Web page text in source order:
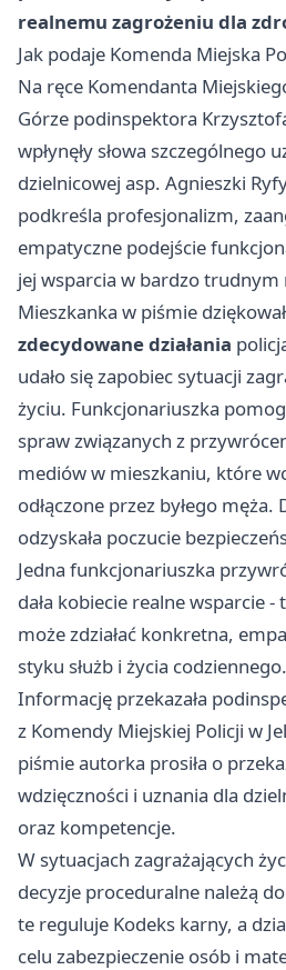
realnemu zagrożeniu dla
Jak podaje Komenda Miejska
Na ręce Komendanta
Górze podinspektora
wpłynęły słowa szczególnego
dzielnicowej asp. Agnieszki
podkreśla profesjonalizm,
empatyczne podejście
jej wsparcia w bardzo trudnym
Mieszkanka w piśmie
zdecydowane działania
udało się zapobiec sytuacji
życiu. Funkcjonariuszka
spraw związanych z
mediów w mieszkaniu, które
odłączone przez byłego
odzyskała poczucie
Jedna funkcjonariuszka
dała kobiecie realne wsparcie
może zdziałać konkretna,
styku służb i życia codziennego.
Informację przekazała
z Komendy Miejskiej Policji w
piśmie autorka prosiła o
wdzięczności i uznania dla
oraz kompetencje.
W sytuacjach zagrażających
decyzje proceduralne należą
te reguluje Kodeks karny, a
celu zabezpieczenie osób i